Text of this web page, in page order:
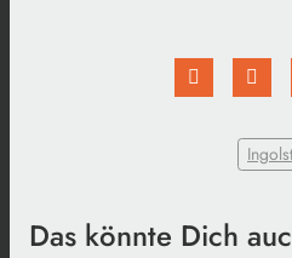
Das könnte Dich